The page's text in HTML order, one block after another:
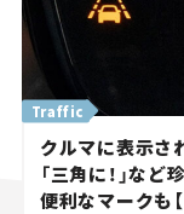
Traffic
クルマに表示さ
「三角に！」な
便利なマークも